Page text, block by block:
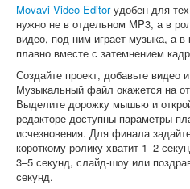
Movavi Video Editorудобен для тех
нужно не в отдельном MP3, а в
видео, под ним играет музыка, а
плавно вместе с затемнением
Создайте проект, добавьте видео
Музыкальный файл окажется на
Выделите дорожку мышью и
редакторе доступны параметры
исчезновения. Для финала
короткому ролику хватит 1–2
3–5 секунд, слайд-шоу или
секунд.